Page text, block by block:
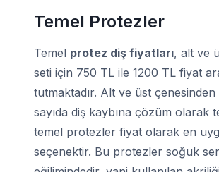
Temel Protezler
Temel protez diş fiyatları, alt ve
seti için 750 TL ile 1200 TL fiyat
tutmaktadır. Alt ve üst
sayıda diş kaybına çözüm olarak
temel protezler fiyat olarak en
seçenektir. Bu protezler soğuk